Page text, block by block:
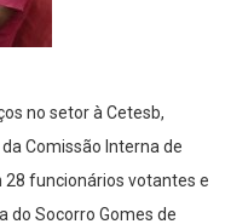
no setor à Cetesb,
Comissão Interna de
28 funcionários votantes e
do Socorro Gomes de